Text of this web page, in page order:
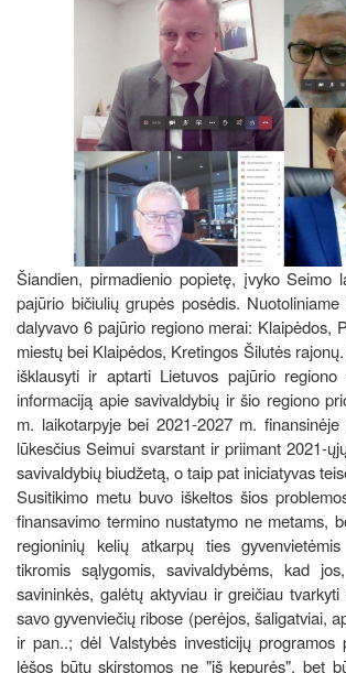
Šiandien, pirmadienio popietę, įvyko Seimo
pajūrio bičiulių grupės posėdis.
dalyvavo 6 pajūrio regiono merai: Klaipėdos,
miestų bei Klaipėdos, Kretingos Šilutės
išklausyti ir aptarti Lietuvos pajūrio regiono
informaciją apie savivaldybių ir šio regiono
m. laikotarpyje bei 2021-2027 m.
lūkesčius Seimui svarstant ir priimant 2021-
savivaldybių biudžetą, o taip pat iniciatyvas
Susitikimo metu buvo iškeltos šios
finansavimo termino nustatymo ne metams,
regioninių kelių atkarpų ties
tikromis sąlygomis, savivaldybėms, kad
savininkės, galėtų aktyviau ir greičiau
savo gyvenviečių ribose (perėjos, šaligatviai,
ir pan..; dėl Valstybės investicijų programos
lėšos būtų skirstomos ne "iš kepurės", bet